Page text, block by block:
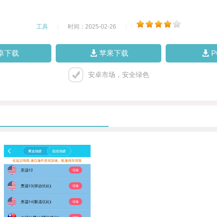
工具 时间：2025-02-26
下载 苹果下载
安卓市场，安全绿色